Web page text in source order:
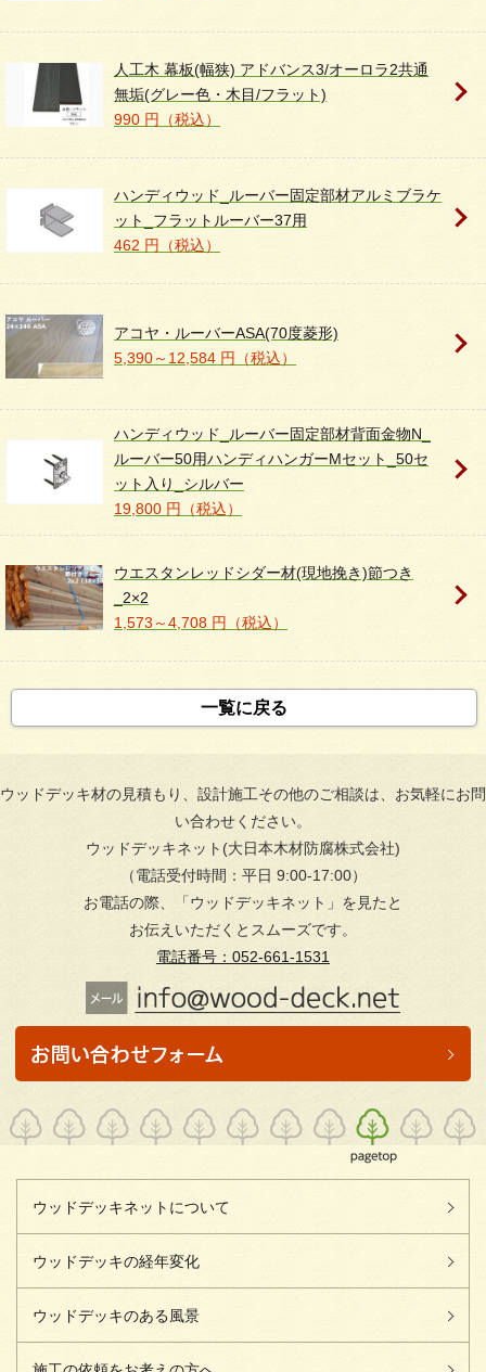
人工木 幕板(幅狭) アドバンス3/オーロラ2共通
無垢(グレー色・木目/フラット)
990 円（税込）
ハンディウッド_ルーバー固定部材アルミブラケ
ット_フラットルーバー37用
462 円（税込）
アコヤ・ルーバーASA(70度菱形)
5,390～12,584 円（税込）
ハンディウッド_ルーバー固定部材背面金物N_
ルーバー50用ハンディハンガーMセット_50セ
ット入り_シルバー
19,800 円（税込）
ウエスタンレッドシダー材(現地挽き)節つき
_2×2
1,573～4,708 円（税込）
一覧に戻る
ウッドデッキ材の見積もり、設計施工その他のご相談は、お気軽にお問
い合わせください。
ウッドデッキネット(大日本木材防腐株式会社)
（電話受付時間：平日 9:00-17:00）
お電話の際、「ウッドデッキネット」を見たと
お伝えいただくとスムーズです。
電話番号：052-661-1531
ウッドデッキネットについて
ウッドデッキの経年変化
ウッドデッキのある風景